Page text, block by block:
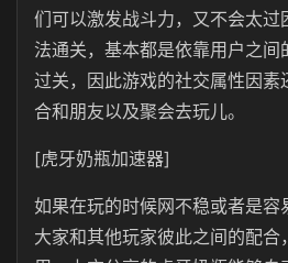
们可以激发战斗力，又不会太过
法通关，基本都是依靠用户之间
过关，因此游戏的社交属性因素
合和朋友以及聚会去玩儿。
[虎牙奶瓶加速器]
如果在玩的时候网不稳或者是容
大家和其他玩家彼此之间的配合